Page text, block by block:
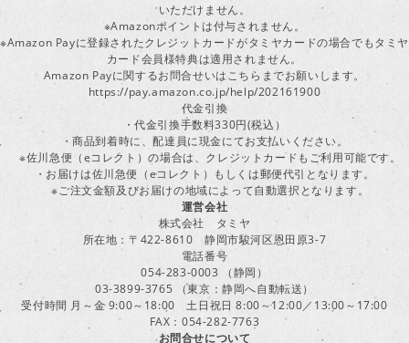
いただけません。
※Amazonポイントは付与されません。
※Amazon Payに登録されたクレジットカードがタミヤカードの場合でもタミヤ
カード会員様特典は適用されません。
Amazon Payに関するお問合せいはこちらまでお願いします。
https://pay.amazon.co.jp/help/202161900
代金引換
・代金引換手数料330円(税込）
・商品到着時に、配達員に現金にてお支払いください。
※佐川急便（eコレクト）の場合は、クレジットカードもご利用可能です。
・お届けは佐川急便（eコレクト）もしくは郵便代引となります。
※ご注文金額及びお届けの地域によって自動選択となります。
運営会社
株式会社 タミヤ
所在地：〒422-8610 静岡市駿河区恩田原3-7
電話番号
054-283-0003 （静岡）
03-3899-3765 （東京：静岡へ自動転送）
受付時間 月～金 9:00～18:00 土日祝日 8:00～12:00／13:00～17:00
FAX：054-282-7763
お問合せについて